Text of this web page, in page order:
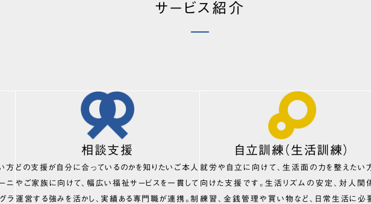
サービス紹介
方
ニ
ラ
相談支援
どの支援が自分に合っているのかを知りたいご本人
やご家族に向けて、幅広い福祉サービスを一貫して
運営する強みを活かし、実績ある専門職が連携。制
自立訓練（生活訓練）
就労や自立に向けて、生活面の力を整えたい
向けた支援です。生活リズムの安定、対人関
練習、金銭管理や買い物など、日常生活に必